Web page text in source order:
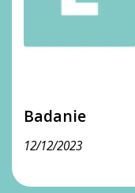
Badanie
12/12/2023